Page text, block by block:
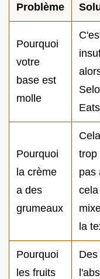
Problème
Pourquoi
votre
base est
molle
Pourquoi
la crème
a des
grumeaux
trop
pas
la
Pourquoi
les fruits